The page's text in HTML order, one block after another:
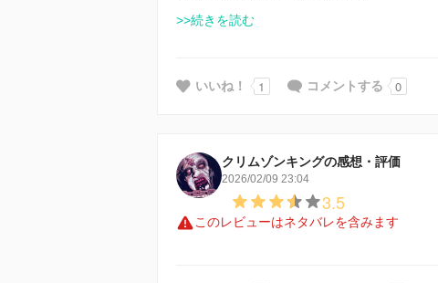
>>続きを読む
いいね！ 1 コメントする 0
クリムゾンキングの感想・評価
2026/02/09 23:04
3.5
このレビューはネタバレを含みます